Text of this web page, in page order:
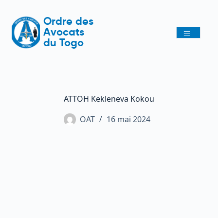
Ordre des
Avocats
du Togo
ATTOH Kekleneva Kokou
OAT
16 mai 2024